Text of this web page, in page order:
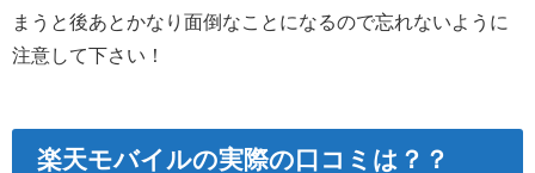
まうと後あとかなり面倒なことになるので忘れないように
注意して下さい！
楽天モバイルの実際の口コミは？？